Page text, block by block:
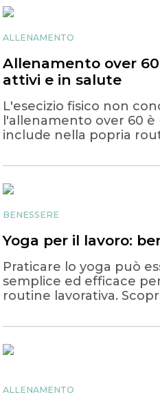
ALLENAMENTO
Allenamento over
attivi e in salute
L'esecizio fisico non
l'allenamento over 60
include nella popria
BENESSERE
Yoga per il lavoro:
Praticare lo yoga può
semplice ed efficace
routine lavorativa.
ALLENAMENTO